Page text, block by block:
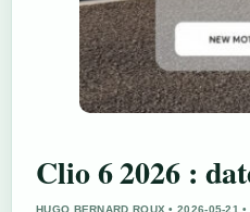
Clio 6 2026 :
HUGO BERNARD ROUX • 2026-05-21